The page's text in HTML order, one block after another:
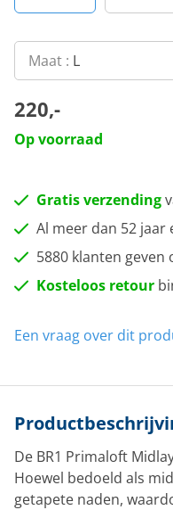
Maat : L
220,-
Op voorraad
Gratis verzending
Al meer dan 52 jaar
5880 klanten geven
Kosteloos retour
Een vraag over dit
De BR1 Primaloft
Hoewel bedoeld als
getapete naden,